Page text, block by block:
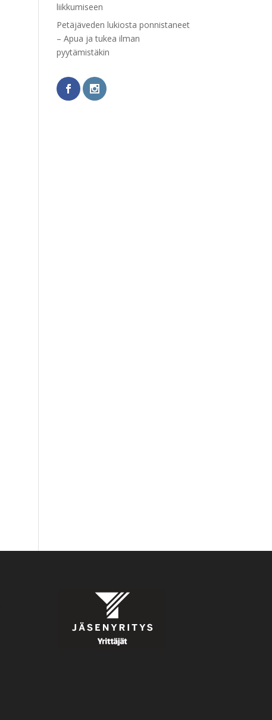
liikkumiseen
Petäjäveden lukiosta ponnistaneet
– Apua ja tukea ilman
pyytämistäkin